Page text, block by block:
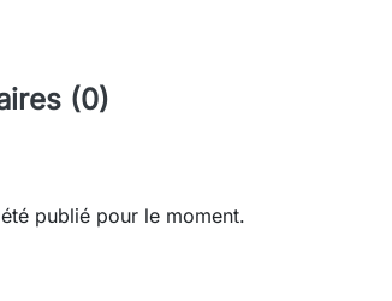
(0)
publié pour le moment.